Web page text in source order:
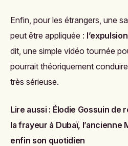
Enfin, pour les étrangers, une
peut être appliquée :
dit, une simple vidéo tournée
pourrait théoriquement
très sérieuse.
Lire aussi : Élodie Gossuin de
la frayeur à Dubaï, l’ancienne
enfin son quotidien